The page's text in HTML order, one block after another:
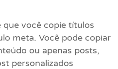
que você copie títulos
meta. Você pode copiar
ou apenas posts,
personalizados